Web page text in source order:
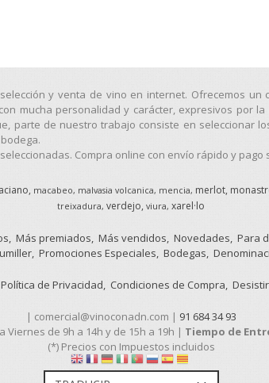
y venta de vino en internet. Ofrecemos
mucha personalidad y carácter, expresivos por
parte de nuestro trabajo consiste en seleccionar
Compra online con envío rápido y pago
macabeo malvasia volcanica mencia merlot
treixadura verdejo viura xarel·lo
Más premiados Más vendidos Novedades Para
Promociones Especiales Bodegas
Política de Privacidad Condiciones de Compra
| comercial@vinoconadn.com | 91 684 34 93
Viernes de 9h a 14h y de 15h a 19h | Tiempo de
(*) Precios con Impuestos incluidos